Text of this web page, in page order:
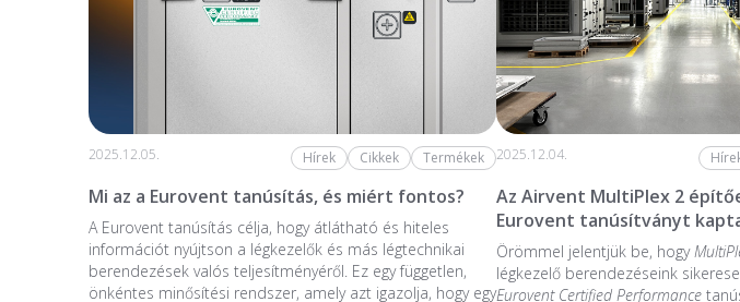
2025.12.05. Hírek Cikkek Termékek
Mi az a Eurovent tanúsítás, és miért fontos?
A Eurovent tanúsítás célja, hogy átlátható és hiteles
információt nyújtson a légkezelők és más légtechnikai
berendezések valós teljesítményéről. Ez egy független,
önkéntes minősítési rendszer, amely azt igazolja, hogy egy
2025.12.04.
Az Airvent MultiPlex 2
Eurovent tanúsítványt
Örömmel jelentjük be, hogy
légkezelő berendezéseink
Eurovent Certified Performance